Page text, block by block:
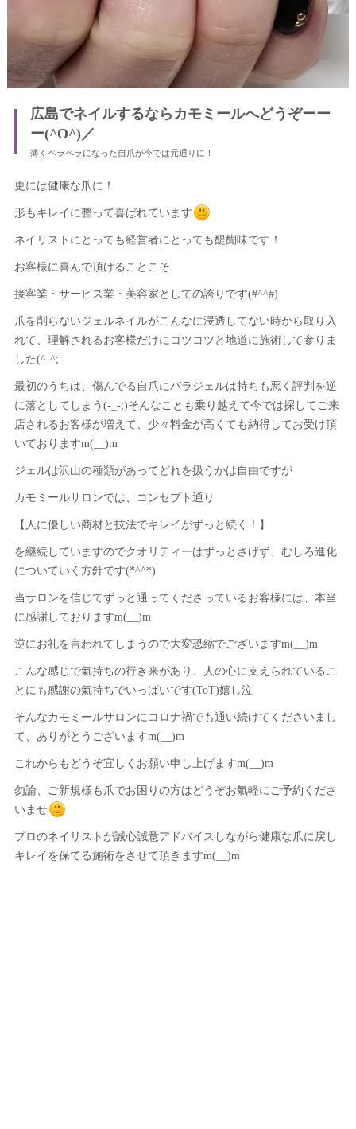
広島でネイルするならカモミールへどうぞーー
ー(^O^)／
薄くペラペラになった自爪が今では元通りに！
更には健康な爪に！
形もキレイに整って喜ばれています
ネイリストにとっても経営者にとっても醍醐味です！
お客様に喜んで頂けることこそ
接客業・サービス業・美容家としての誇りです(#^^#)
爪を削らないジェルネイルがこんなに浸透してない時から取り入
れて、理解されるお客様だけにコツコツと地道に施術して参りま
した(^-^;
最初のうちは、傷んでる自爪にパラジェルは持ちも悪く評判を逆
に落としてしまう(-_-;)そんなことも乗り越えて今では探してご来
店されるお客様が増えて、少々料金が高くても納得してお受け頂
いておりますm(__)m
ジェルは沢山の種類があってどれを扱うかは自由ですが
カモミールサロンでは、コンセプト通り
【人に優しい商材と技法でキレイがずっと続く！】
を継続していますのでクオリティーはずっとさげず、むしろ進化
についていく方針です(*^^*)
当サロンを信じてずっと通ってくださっているお客様には、本当
に感謝しておりますm(__)m
逆にお礼を言われてしまうので大変恐縮でございますm(__)m
こんな感じで氣持ちの行き来があり、人の心に支えられているこ
とにも感謝の氣持ちでいっぱいです(ToT)嬉し泣
そんなカモミールサロンにコロナ禍でも通い続けてくださいまし
て、ありがとうございますm(__)m
これからもどうぞ宜しくお願い申し上げますm(__)m
勿論、ご新規様も爪でお困りの方はどうぞお氣軽にご予約くださ
いませ
プロのネイリストが誠心誠意アドバイスしながら健康な爪に戻し
キレイを保てる施術をさせて頂きますm(__)m